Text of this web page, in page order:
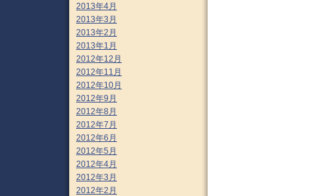
2013年4月
2013年3月
2013年2月
2013年1月
2012年12月
2012年11月
2012年10月
2012年9月
2012年8月
2012年7月
2012年6月
2012年5月
2012年4月
2012年3月
2012年2月